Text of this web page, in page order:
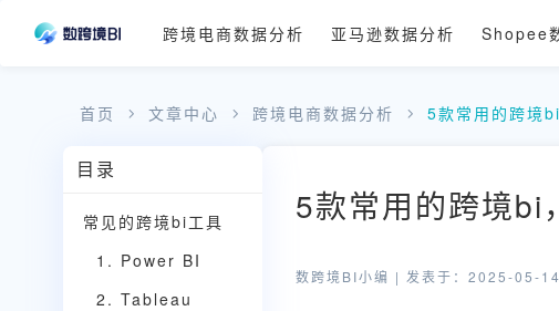
跨境电商数据分析 亚马逊数据分析 Shopee
首页 文章中心 跨境电商数据分析 5款常用的跨境
目录
常见的跨境bi工具
1. Power BI
2. Tableau
5款常用的跨境bi
数跨境BI小编 | 发表于：2025-05-